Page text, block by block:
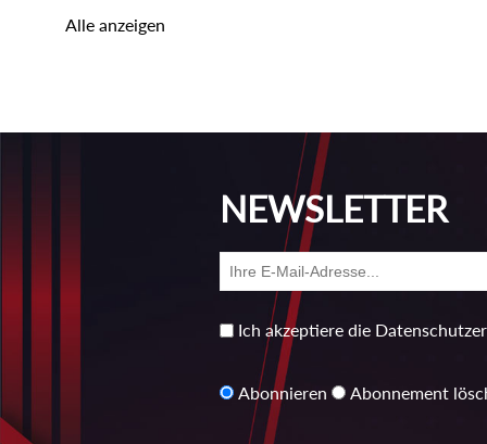
Alle anzeigen
NEWSLETTER
Ich akzeptiere die
Abonnieren Abonnement